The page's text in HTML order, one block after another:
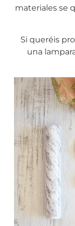
materiales se
Si queréis
una